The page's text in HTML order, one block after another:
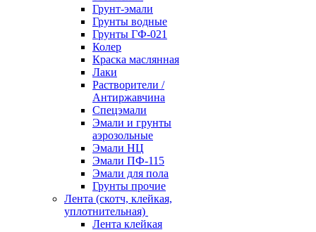
Грунт-эмали
Грунты водные
Грунты ГФ-021
Колер
Краска маслянная
Лаки
Растворители /
Антиржавчина
Спецэмали
Эмали и грунты
аэрозольные
Эмали НЦ
Эмали ПФ-115
Эмали для пола
Грунты прочие
Лента (скотч, клейкая,
уплотнительная)
Лента клейкая